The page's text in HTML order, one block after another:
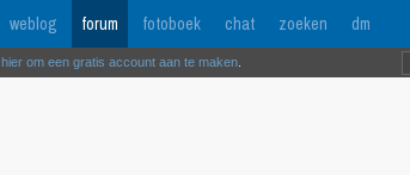
weblog forum fotoboek chat zoeken dm
hier om een gratis account aan te maken